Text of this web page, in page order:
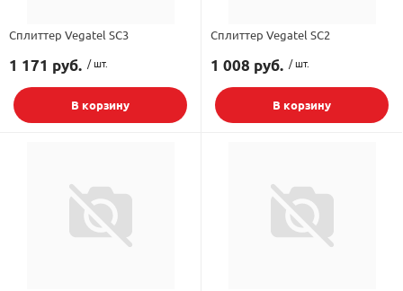
Сплиттер Vegatel SC3
1 171 руб. / шт.
В корзину
Сплиттер Vegatel SC2
1 008 руб. / шт.
В корзину